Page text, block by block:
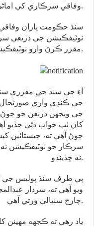
وفاقي سرڪاري کي اماڻي ڇڏيو هو.
سنڌ حڪومت پاران
نوٽيفڪيشن جي ذريعي
مقرر ڪرڻ وارو نوٽيفڪيشن به جاري ڪيو ويو آهي.
آءِ جي سنڌ جي مقرري
جي ڪنڊي واري صورتحال
جي ويجهن ذريعن جو
کان ٺپ جواب ڏئي ڇڏيو
چوڻ آهي ته، جيستائين
سرڪار جو نوٽيفڪيشن نه
نه ڇڏيندو.
ٻي طرف سنڌ پوليس جي
ويو آهي ته، سردار
چارج سنڀالي ورتي آهي.
ياد رهي ته ڪجهه مهينن